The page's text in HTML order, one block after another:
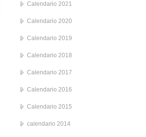
Calendario 2021
Calendario 2020
Calendario 2019
Calendario 2018
Calendario 2017
Calendario 2016
Calendario 2015
calendario 2014